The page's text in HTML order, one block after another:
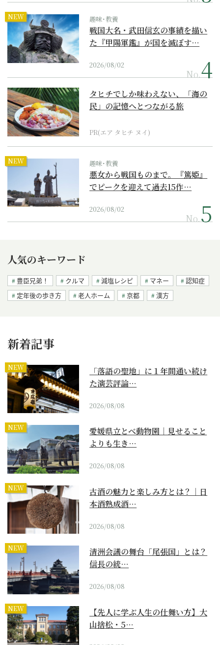
NEW 趣味･教養
戦国大名・武田信玄の事績を描い
た『甲陽軍鑑』が国を滅ぼす…
2026/08/02
No.
タヒチでしか味わえない、「海の
民」の記憶へとつながる旅
PR(エア タヒチ ヌイ)
NEW 趣味･教養
悪女から戦国ものまで。『篤姫』
でピークを迎えて過去15作…
2026/08/02
No.
人気のキーワード
豊臣兄弟！ クルマ 減塩レシピ マネー
認知症
定年後の歩き方
老人ホーム 京都 漢方
新着記事
NEW
「落語の聖地」に１年間通い続け
た演芸評論…
2026/08/08
NEW
愛媛県立とべ動物園｜見せること
よりも生き…
2026/08/08
NEW
古酒の魅力と楽しみ方とは？｜日
本酒熟成酒…
2026/08/08
NEW
清洲会議の舞台「尾張国」とは？
信長の統…
2026/08/08
NEW
【先人に学ぶ人生の仕舞い方】大
山捨松・5…